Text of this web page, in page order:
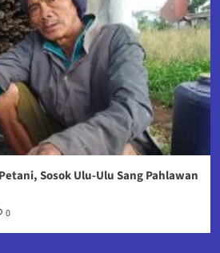
Sosok Ulu-Ulu Sang Pahlawan
0